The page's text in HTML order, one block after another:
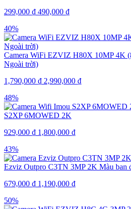
299,000 ₫ 490,000 ₫
40%
Camera WiFi EZVIZ H80X 10MP 4K
Ngoài trời)
1,790,000 ₫ 2,990,000 ₫
48%
S2XP 6MOWED 2K
929,000 ₫ 1,800,000 ₫
43%
Ezviz Outpro C3TN 3MP 2K Màu ban
679,000 ₫ 1,190,000 ₫
50%